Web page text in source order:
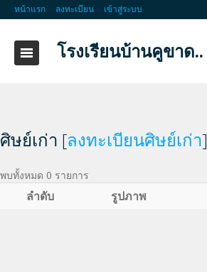
หน้าแรก ลงทะเบียน เข้าสู่ระบบ
โรงเรียนบ้านคูขาด..
ศิษย์เก่า [ลงทะเบียนศิษย์เก่า]
พบทั้งหมด 0 รายการ
ลำดับ รูปภาพ